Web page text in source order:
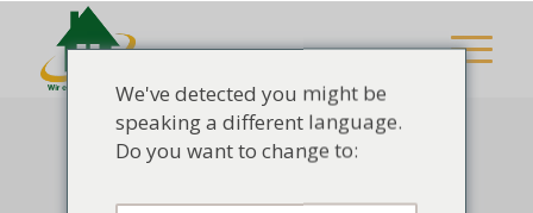
Badsanierung 14
We've detected you might be
speaking a different language.
Do you want to change to: